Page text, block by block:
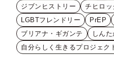
ジブンヒストリー
チヒロッ
LGBTフレンドリー
PrEP
ブリアナ・ギガンテ
しんた
自分らしく生きるプロジェク